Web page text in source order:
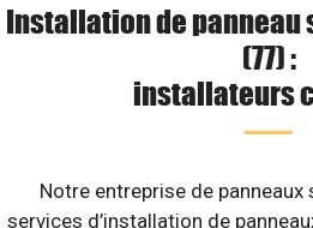
Installation de panneau
(77) :
installateurs
Notre entreprise de
services d’installation de